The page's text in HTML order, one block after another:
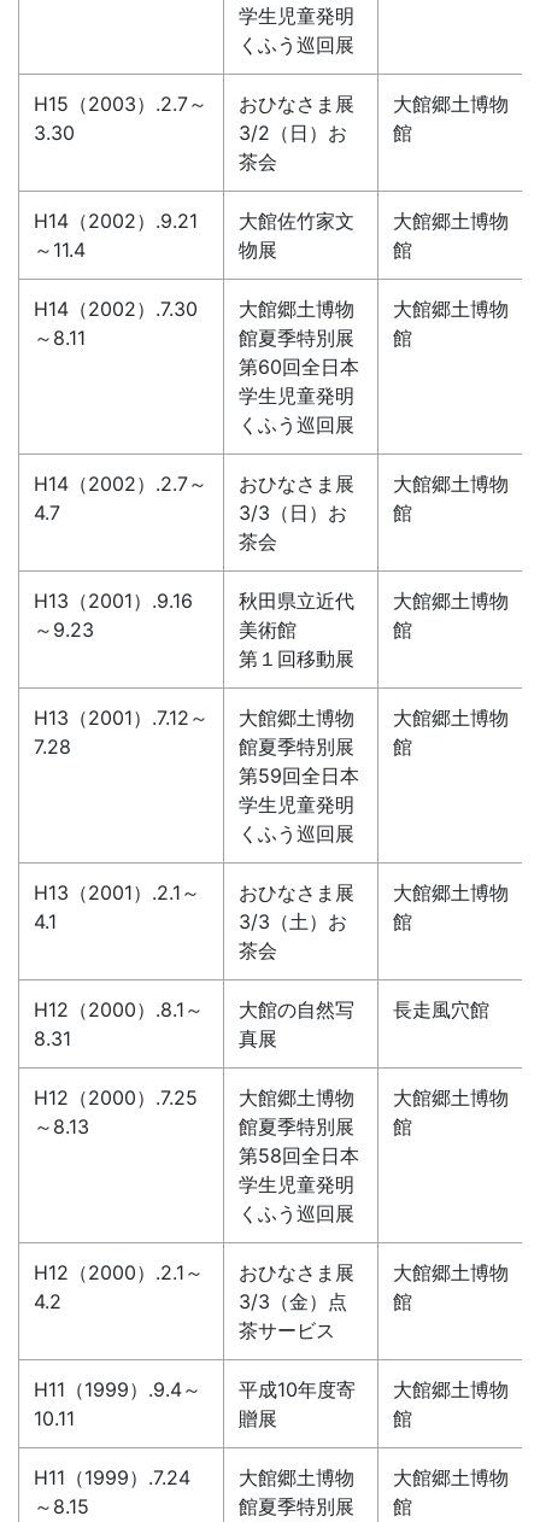
学生児童発明
くふう巡回展
H15（2003）.2.7～
3.30
おひなさま展
3/2（日）お
茶会
大館郷土博物
館
H14（2002）.9.21
～11.4
大館佐竹家文
物展
大館郷土博物
館
H14（2002）.7.30
～8.11
大館郷土博物
館夏季特別展
第60回全日本
学生児童発明
くふう巡回展
大館郷土博物
館
H14（2002）.2.7～
4.7
おひなさま展
3/3（日）お
茶会
大館郷土博物
館
H13（2001）.9.16
～9.23
秋田県立近代
美術館
第１回移動展
大館郷土博物
館
H13（2001）.7.12～
7.28
大館郷土博物
館夏季特別展
第59回全日本
学生児童発明
くふう巡回展
大館郷土博物
館
H13（2001）.2.1～
4.1
おひなさま展
3/3（土）お
茶会
大館郷土博物
館
H12（2000）.8.1～
8.31
大館の自然写
真展
長走風穴館
H12（2000）.7.25
～8.13
大館郷土博物
館夏季特別展
第58回全日本
学生児童発明
くふう巡回展
大館郷土博物
館
H12（2000）.2.1～
4.2
おひなさま展
3/3（金）点
茶サービス
大館郷土博物
館
H11（1999）.9.4～
10.11
平成10年度寄
贈展
大館郷土博物
館
H11（1999）.7.24
～8.15
大館郷土博物
館夏季特別展
大館郷土博物
館